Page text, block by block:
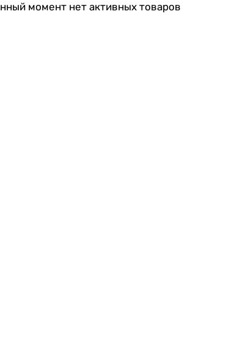
момент нет активных товаров